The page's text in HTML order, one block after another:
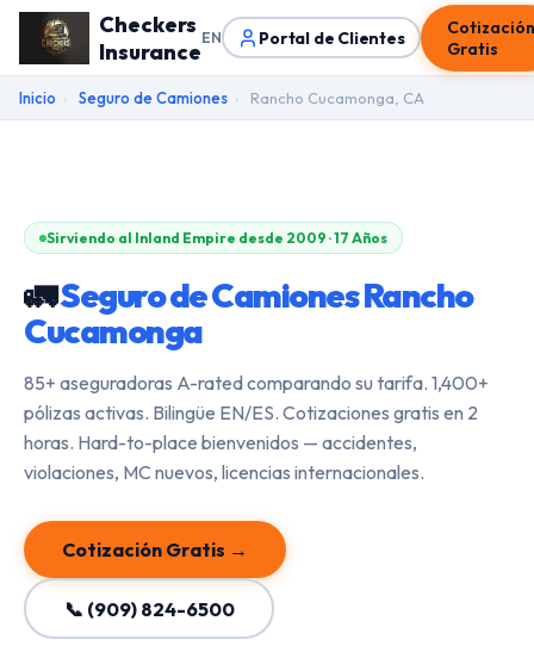
Checkers
InsuranceEN Portal de Clientes
Gratis
Inicio › Seguro de Camiones › Rancho Cucamonga, CA
Sirviendo al Inland Empire desde 2009 · 17 Años
🚛Seguro de Camiones Rancho
Cucamonga
85+ aseguradoras A-rated comparando su tarifa. 1,400+
pólizas activas. Bilingüe EN/ES. Cotizaciones gratis en 2
horas. Hard-to-place bienvenidos — accidentes,
violaciones, MC nuevos, licencias internacionales.
Cotización Gratis →
📞 (909) 824-6500